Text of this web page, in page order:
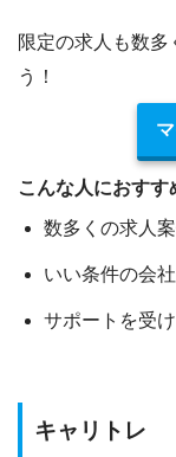
限定の求人も数多
う！
こんな人におすす
数多くの求人
いい条件の会
サポートを受
キャリトレ